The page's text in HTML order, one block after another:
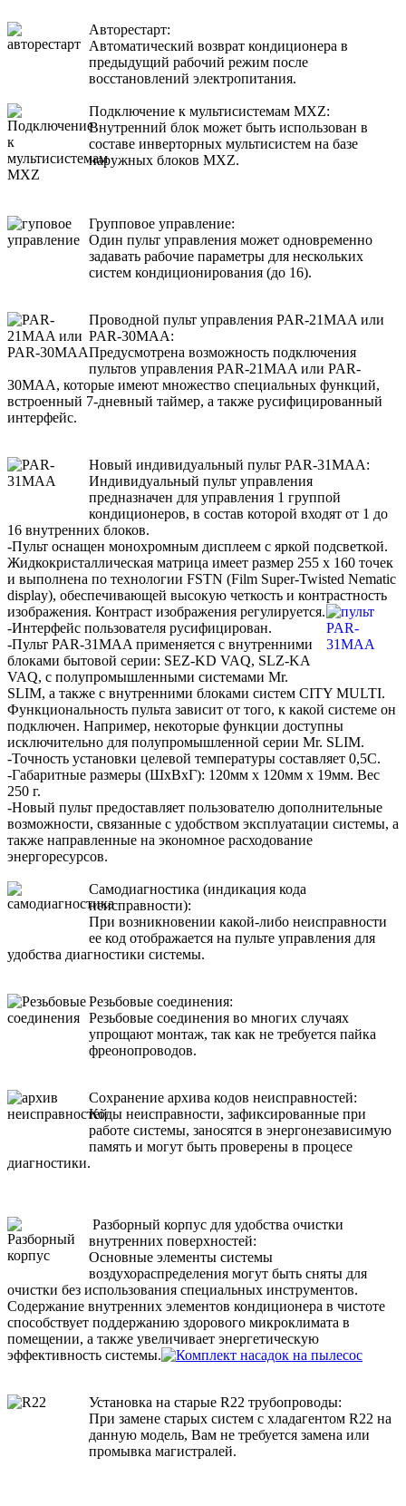
Авторестарт:
Автоматический возврат кондиционера в
предыдущий рабочий режим после
восстановлений электропитания.
Подключение к мультисистемам MXZ:
Внутренний блок может быть использован в
составе инверторных мультисистем на базе
наружных блоков MXZ.
Групповое управление:
Один пульт управления может одновременно
задавать рабочие параметры для нескольких
систем кондиционирования (до 16).
Проводной пульт управления PAR-21MAA или
PAR-30MAA:
Предусмотрена возможность подключения
пультов управления PAR-21MAA или PAR-
30MAA, которые имеют множество специальных функций,
встроенный 7-дневный таймер, а также русифицированный
интерфейс.
Новый индивидуальный пульт PAR-31MAA:
Индивидуальный пульт управления
предназначен для управления 1 группой
кондиционеров, в состав которой входят от 1 до
16 внутренних блоков.
-Пульт оснащен монохромным дисплеем с яркой подсветкой.
Жидкокристаллическая матрица имеет размер 255 х 160 точек
и выполнена по технологии FSTN (Film Super-Twisted Nematic
display), обеспечивающей высокую четкость и контрастность
изображения. Контраст изображения регулируется.
-Интерфейс пользователя русифицирован.
-Пульт PAR-31MAA применяется с внутренними
блоками бытовой серии: SEZ-KD VAQ, SLZ-KA
VAQ, с полупромышленными системами Mr.
SLIM, а также с внутренними блоками систем CITY MULTI.
Функциональность пульта зависит от того, к какой системе он
подключен. Например, некоторые функции доступны
исключительно для полупромышленной серии Mr. SLIM.
-Точность установки целевой температуры составляет 0,5С.
-Габаритные размеры (ШхВхГ): 120мм х 120мм х 19мм. Вес
250 г.
-Новый пульт предоставляет пользователю дополнительные
возможности, связанные с удобством эксплуатации системы, а
также направленные на экономное расходование
энергоресурсов.
Самодиагностика (индикация кода
неисправности):
При возникновении какой-либо неисправности
ее код отображается на пульте управления для
удобства диагностики системы.
Резьбовые соединения:
Резьбовые соединения во многих случаях
упрощают монтаж, так как не требуется пайка
фреонопроводов.
Сохранение архива кодов неисправностей:
Коды неисправности, зафиксированные при
работе системы, заносятся в энергонезависимую
память и могут быть проверены в процесе
диагностики.
Разборный корпус для удобства очистки
внутренних поверхностей:
Основные элементы системы
воздухораспределения могут быть сняты для
очистки без использования специальных инструментов.
Содержание внутренних элементов кондиционера в чистоте
способствует поддержанию здорового микроклимата в
помещении, а также увеличивает энергетическую
эффективность системы.
Установка на старые R22 трубопроводы:
При замене старых систем с хладагентом R22 на
данную модель, Вам не требуется замена или
промывка магистралей.